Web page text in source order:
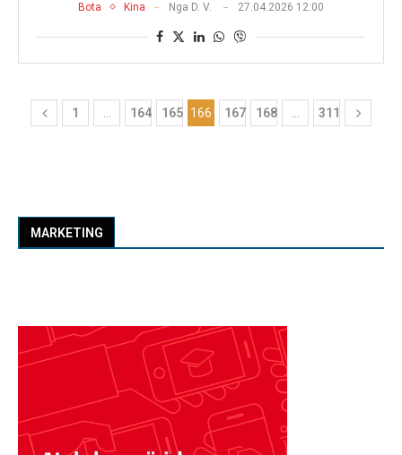
Bota Kina Nga D. V. 27.04.2026 12:00
1 … 164 165 166 167 168 … 311
MARKETING